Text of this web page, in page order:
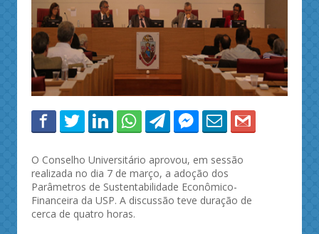
O Conselho Universitário aprovou, em sessão
realizada no dia 7 de março, a adoção dos
Parâmetros de Sustentabilidade Econômico-
Financeira da USP. A discussão teve duração de
cerca de quatro horas.